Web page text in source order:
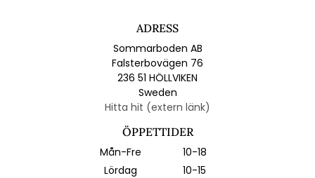
ADRESS
Sommarboden AB
Falsterbovägen 76
236 51 HÖLLVIKEN
Sweden
Hitta hit (extern länk)
ÖPPETTIDER
Mån-Fre
10-18
Lördag
10-15